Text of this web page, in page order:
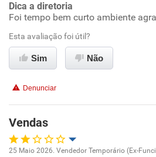
Benefícios
Dica a diretoria
Foi tempo bem curto ambiente
Esta avaliação foi útil?
Sim Não
Denunciar
Vendas
25 Maio 2026. Vendedor Temporário (Ex-